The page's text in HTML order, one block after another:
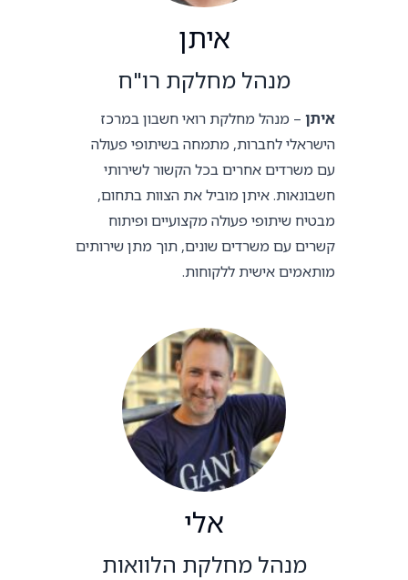
איתן
מנהל מחלקת רו"ח
איתן – מנהל מחלקת רואי חשבון במרכז
הישראלי לחברות, מתמחה בשיתופי פעולה
עם משרדים אחרים בכל הקשור לשירותי
חשבונאות. איתן מוביל את הצוות בתחום,
מבטיח שיתופי פעולה מקצועיים ופיתוח
קשרים עם משרדים שונים, תוך מתן שירותים
מותאמים אישית ללקוחות.
אלי
מנהל מחלקת הלוואות